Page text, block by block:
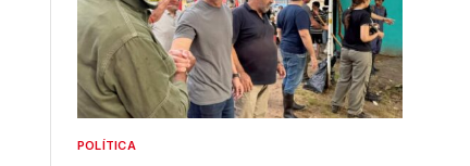
POLÍTICA